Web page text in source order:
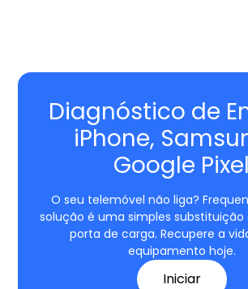
Diagnóstico de
iPhone,
Google Pixel
O seu telemóvel não liga?
solução é uma simples substituição
porta de carga. Recupere a
equipamento hoje.
Iniciar